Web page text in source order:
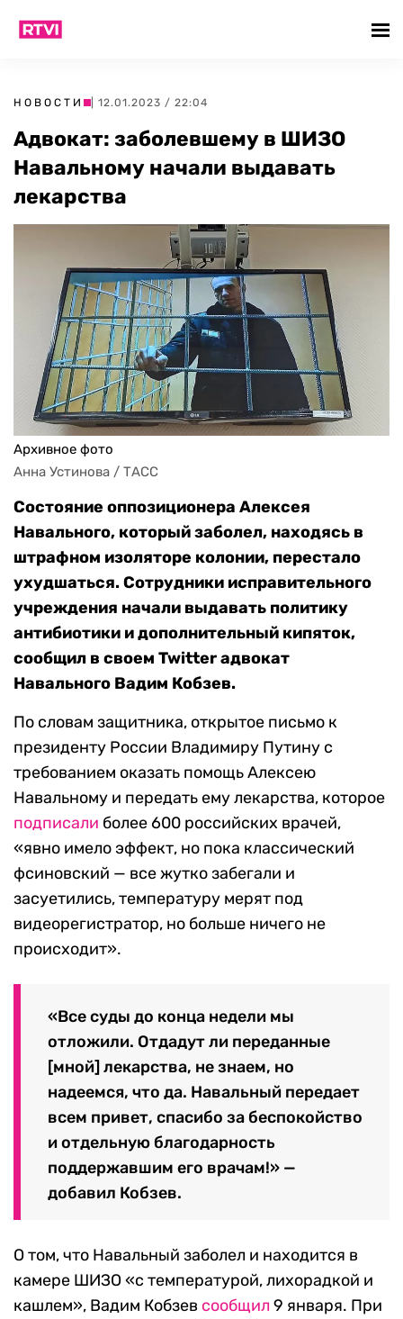
НОВОСТИ | 12.01.2023 / 22:04
Адвокат: заболевшему в ШИЗО
Навальному начали выдавать
лекарства
Архивное фото
Анна Устинова / ТАСС
Состояние оппозиционера Алексея
Навального, который заболел, находясь в
штрафном изоляторе колонии, перестало
ухудшаться. Сотрудники исправительного
учреждения начали выдавать политику
антибиотики и дополнительный кипяток,
сообщил в своем Twitter адвокат
Навального Вадим Кобзев.
По словам защитника, открытое письмо к
президенту России Владимиру Путину с
требованием оказать помощь Алексею
Навальному и передать ему лекарства, которое
подписали более 600 российских врачей,
«явно имело эффект, но пока классический
фсиновский — все жутко забегали и
засуетились, температуру мерят под
видеорегистратор, но больше ничего не
происходит».
«Все суды до конца недели мы
отложили. Отдадут ли переданные
[мной] лекарства, не знаем, но
надеемся, что да. Навальный передает
всем привет, спасибо за беспокойство
и отдельную благодарность
поддержавшим его врачам!» —
добавил Кобзев.
О том, что Навальный заболел и находится в
камере ШИЗО «с температурой, лихорадкой и
кашлем», Вадим Кобзев сообщил 9 января. При